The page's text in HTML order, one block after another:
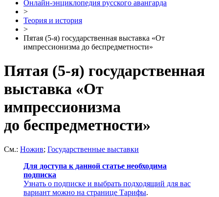
Онлайн-энциклопедия русского авангарда
>
Теория и история
>
Пятая (5-я) государственная выставка «От
импрессионизма до беспредметности»
Пятая (5-я) государственная
выставка «От
импрессионизма
до беспредметности»
См.: Ножив; Государственные выставки
Для доступа к данной статье необходима
подписка
Узнать о подписке и выбрать подходящий для вас
вариант можно на странице Тарифы.